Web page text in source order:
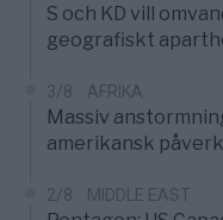
S och KD vill
geografiskt
3/8 AFRIKA
Massiv
amerikansk
2/8 MIDDLE EAST